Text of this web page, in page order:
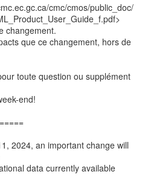
cmc/cmos/public_doc/
changement.
que ce changement, hors de
toute question ou supplément
end!
2024, an important change will
data currently available